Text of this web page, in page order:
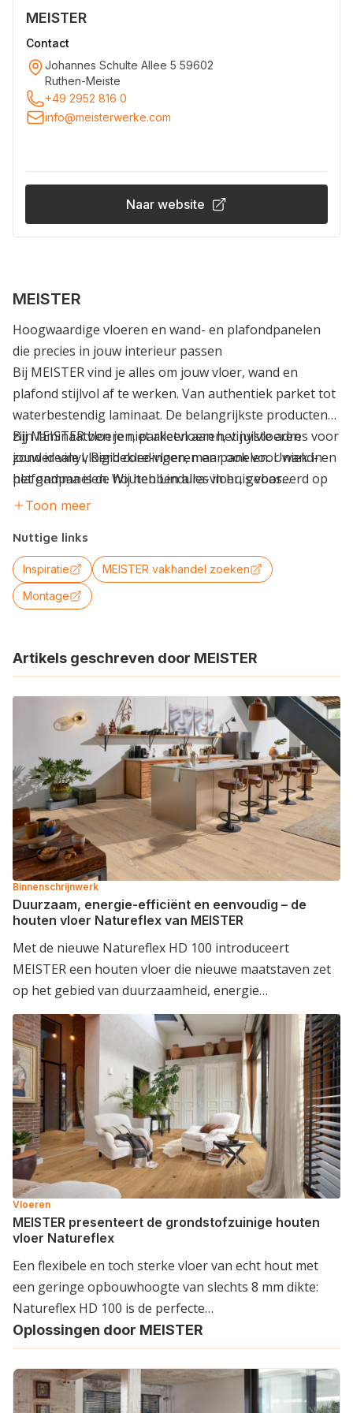
MEISTER
Contact
Johannes Schulte Allee 5 59602
Ruthen-Meiste
+49 2952 816 0
info@meisterwerke.com
Naar website
MEISTER
Hoogwaardige vloeren en wand- en plafondpanelen
die precies in jouw interieur passen
Bij MEISTER vind je alles om jouw vloer, wand en
plafond stijlvol af te werken. Van authentiek parket tot
waterbestendig laminaat. De belangrijkste producten
zijn laminaatvloeren, parketvloeren, vinylvloeren
zonder vinyl, Rigid core-vloeren en panelen. Uniek in
het gamma is de houten Lindura-vloer, gebaseerd op
de “wood powder”-technologie. Deze houten vloer is
en is nu zelfs geschikt voor vochtige ruimtes (behalve
HS 500).
Bij MEISTER ben je niet alleen aan het juiste adres voor
jouw ideale vloerbekledingen, maar ook voor wand- en
plafondpanelen. Wij hebben alles in huis voor
verrassende interieuraccenten.
Toon meer
Nuttige links
Inspiratie
MEISTER vakhandel zoeken
Montage
Artikels geschreven door MEISTER
Binnenschrijnwerk
Duurzaam, energie-efficiënt en eenvoudig – de
houten vloer Natureflex van MEISTER
Met de nieuwe Natureflex HD 100 introduceert
MEISTER een houten vloer die nieuwe maatstaven zet
op het gebied van duurzaamheid, energie…
Vloeren
MEISTER presenteert de grondstofzuinige houten
vloer Natureflex
Een flexibele en toch sterke vloer van echt hout met
een geringe opbouwhoogte van slechts 8 mm dikte:
Natureflex HD 100 is de perfecte…
Oplossingen door MEISTER